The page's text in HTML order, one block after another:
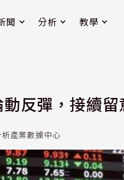
聞 分析 教學
反彈，接續
產業數據中心